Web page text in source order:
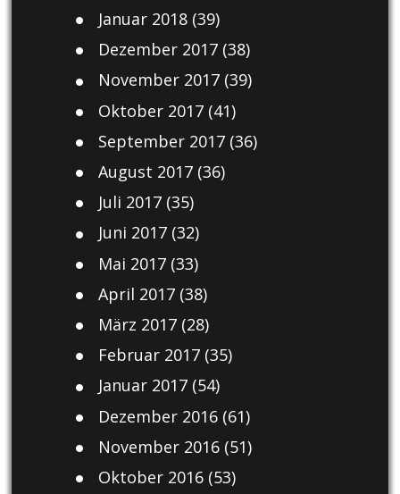
Januar 2018(39)
Dezember 2017(38)
November 2017(39)
Oktober 2017(41)
September 2017(36)
August 2017(36)
Juli 2017(35)
Juni 2017(32)
Mai 2017(33)
April 2017(38)
März 2017(28)
Februar 2017(35)
Januar 2017(54)
Dezember 2016(61)
November 2016(51)
Oktober 2016(53)